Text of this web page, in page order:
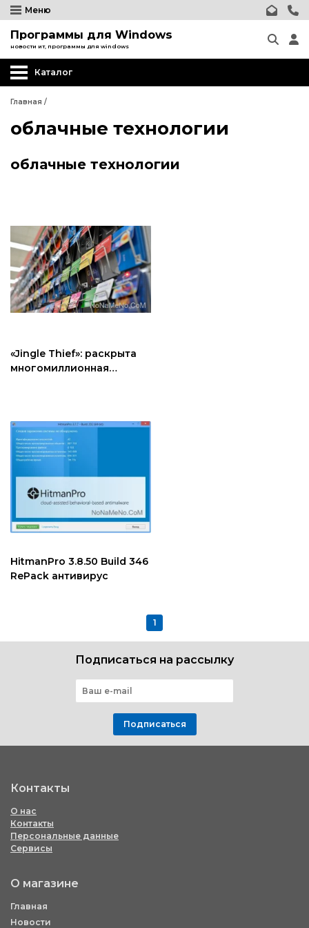
Меню
Программы для Windows
новости ит, программы для windows
Каталог
Главная /
облачные технологии
облачные технологии
«Jingle Thief»: раскрыта
многомиллионная
HitmanPro 3.8.50 Build 346
RePack антивирус
1
Подписаться на рассылку
Подписаться
Контакты
О нас
Контакты
Персональные данные
Сервисы
О магазине
Главная
Новости